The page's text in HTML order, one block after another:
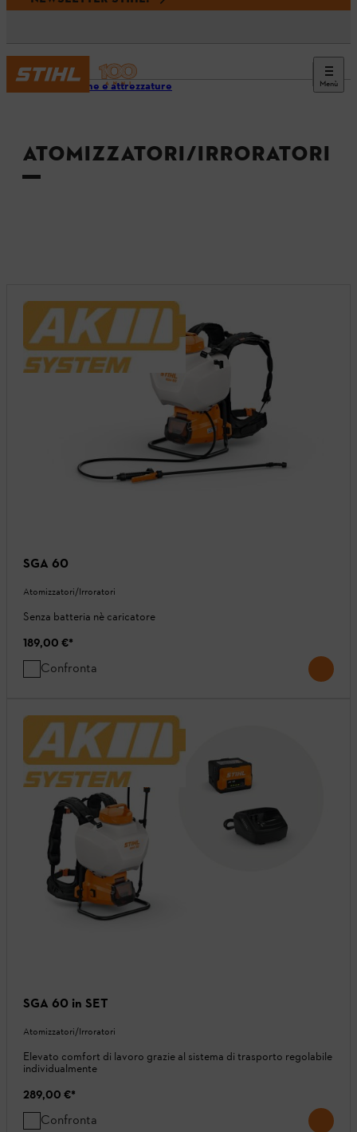
Menù
Macchine e attrezzature
ATOMIZZATORI/IRRORATORI
SGA 60
Atomizzatori/Irroratori
Senza batteria nè caricatore
189,00 €*
Confronta
SGA 60 in SET
Atomizzatori/Irroratori
Elevato comfort di lavoro grazie al sistema di trasporto regolabile
individualmente
289,00 €*
Confronta